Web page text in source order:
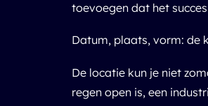
toevoegen dat het
Datum, plaats, vorm: de
De locatie kun je niet
regen open is, een